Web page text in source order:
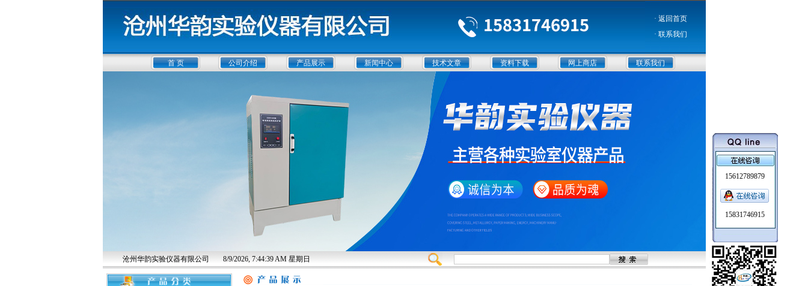
· 返回首页
· 联系我们
首 页 公司介绍 产品展示 新闻中心 技术文章 资料下载 网上商店 联系我们
沧州华韵实验仪器有限公司 8/9/2026, 7:44:39 AM 星期日
15612789879
15831746915